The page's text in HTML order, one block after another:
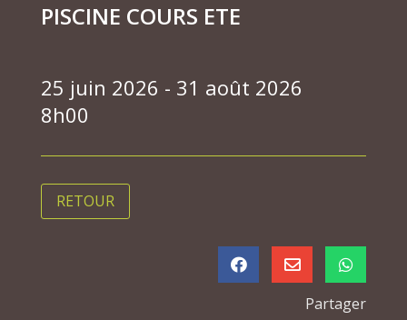
PISCINE COURS ETE
25 juin 2026 - 31 août 2026
8h00
RETOUR
  
Partager